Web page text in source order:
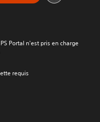
Portal n'est pris en charge
requis